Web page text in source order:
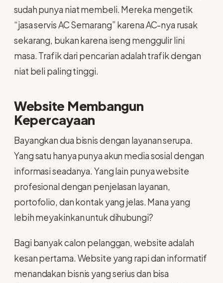
sudah punya niat membeli. Mereka mengetik
“jasa servis AC Semarang” karena AC-nya rusak
sekarang, bukan karena iseng menggulir lini
masa. Trafik dari pencarian adalah trafik dengan
niat beli paling tinggi.
Website Membangun
Kepercayaan
Bayangkan dua bisnis dengan layanan serupa.
Yang satu hanya punya akun media sosial dengan
informasi seadanya. Yang lain punya website
profesional dengan penjelasan layanan,
portofolio, dan kontak yang jelas. Mana yang
lebih meyakinkan untuk dihubungi?
Bagi banyak calon pelanggan, website adalah
kesan pertama. Website yang rapi dan informatif
menandakan bisnis yang serius dan bisa